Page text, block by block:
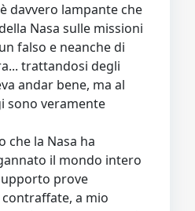
davvero lampante che
Nasa sulle missioni
falso e neanche di
trattandosi degli
andar bene, ma al
sono veramente
che la Nasa ha
il mondo intero
prove
a mio